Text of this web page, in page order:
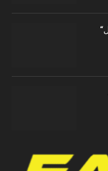
“كريم” تطلق خدمة “كريم ماركت” لتوصيل